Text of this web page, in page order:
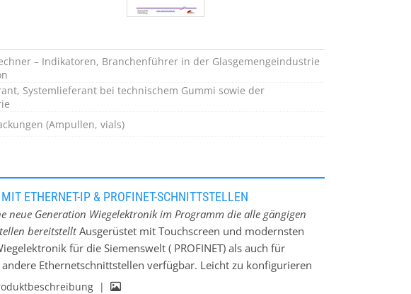
– Indikatoren, Branchenführer in der Glasgemengeindustrie
Systemlieferant bei technischem Gummi sowie der
(Ampullen, vials)
ETHERNET-IP & PROFINET-SCHNITTSTELLEN
neue Generation Wiegelektronik im Programm die alle gängigen
bereitstelltAusgerüstet mit Touchscreen und modernsten
für die Siemenswelt ( PROFINET) als auch für
andere Ethernetschnittstellen verfügbar. Leicht zu konfigurieren
mittels Webserver machen Spezial-Software überflüssig.
|